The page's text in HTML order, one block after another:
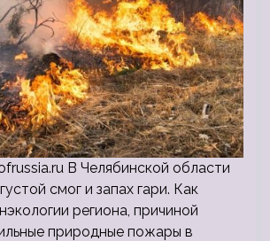
В Челябинской области
смог и запах гари. Как
региона, причиной
природные пожары в